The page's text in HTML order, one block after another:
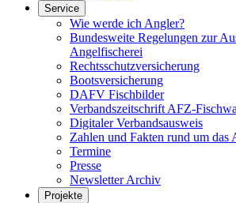
Service
Wie werde ich Angler?
Bundesweite Regelungen zur
Angelfischerei
Rechtsschutzversicherung
Bootsversicherung
DAFV Fischbilder
Verbandszeitschrift AFZ-
Digitaler Verbandsausweis
Zahlen und Fakten rund um das
Termine
Presse
Newsletter Archiv
Projekte